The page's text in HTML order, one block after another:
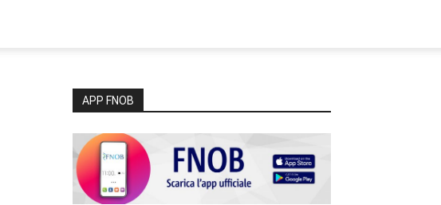
APP FNOB